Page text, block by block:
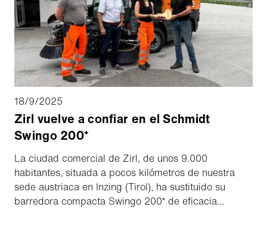
18/9/2025
Zirl vuelve a confiar en el Schmidt
Swingo 200⁺
La ciudad comercial de Zirl, de unos 9.000
habitantes, situada a pocos kilómetros de nuestra
sede austriaca en Inzing (Tirol), ha sustituido su
barredora compacta Swingo 200⁺ de eficacia